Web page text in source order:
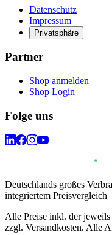
Datenschutz
Impressum
Privatsphäre
Partner
Shop anmelden
Shop Login
Folge uns
Deutschlands großes
integriertem Preisvergleich
Alle Preise inkl. der
zzgl. Versandkosten. Alle